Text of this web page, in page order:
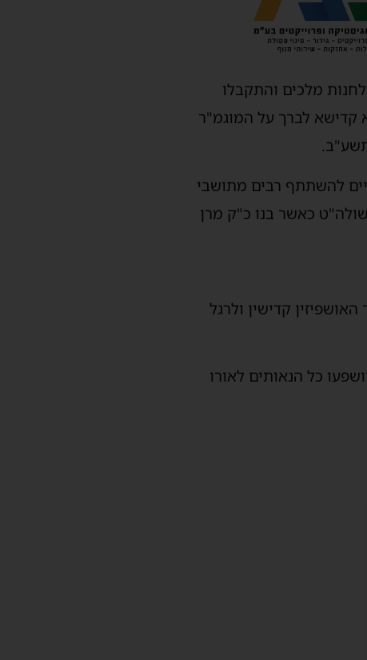
מלכים והתקבלו
קדישא לברך על המוגמ"ר
להשתתף רבים מתושבי
כאשר בנו כ"ק מרן
קדישין ולרגל
כל הנאותים לאורו